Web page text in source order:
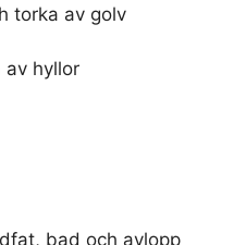
torka av golv
av hyllor
bad och avlopp